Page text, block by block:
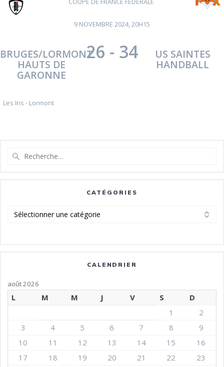
9 NOVEMBRE 2024, 20H15
BRUGES/LORMONT
HAUTS DE
GARONNE
26 - 34 US SAINTES
HANDBALL
Les Iris - Lormont
:
CATÉGORIES
CALENDRIER
août 2026
L M M J V S
D
1
2
3
4 5 6 7 8
9
10
11 12 13 14 15
16
17
18 19 20 21 22
23